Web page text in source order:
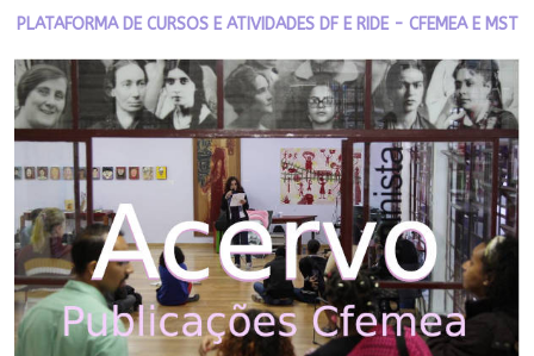
PLATAFORMA DE CURSOS E ATIVIDADES DF E RIDE - CFEMEA E MST